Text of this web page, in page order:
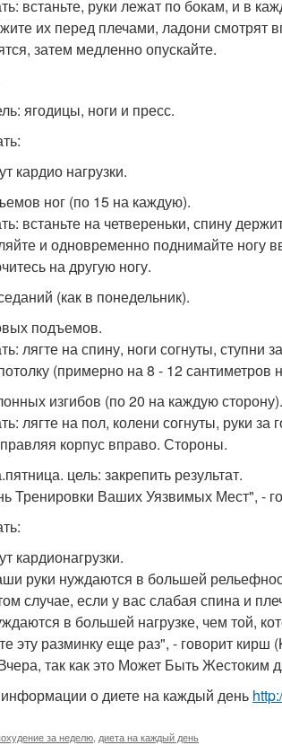
встаньте, руки лежат по бокам, и в
их перед плечами, ладони смотрят
затем медленно опускайте.
ягодицы, ноги и пресс.
кардио нагрузки.
ног (по 15 на каждую).
встаньте на четвереньки, спину
и одновременно поднимайте ногу
на другую ногу.
(как в понедельник).
подъемов.
лягте на спину, ноги согнуты,
(примерно на 8 - 12
изгибов (по 20 на каждую сторону).
лягте на пол, колени согнуты, руки
корпус вправо. Стороны.
цель: закрепить результат.
Тренировки Ваших Уязвимых Мест", -
кардионагрузки.
руки нуждаются в большей
случае, если у вас слабая спина и
в большей нагрузке, чем той,
эту разминку еще раз", - говорит
так как это Может Быть
о диете на каждый день
за неделю диета на каждый день